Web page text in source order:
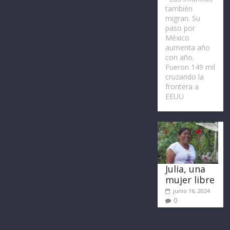
también
migran. Su
paso por
México
aumenta año
con año.
Fueron 149 mil
cruzando la
frontera a
EEUU
Julia, una
mujer libre
junio 16, 2024
0